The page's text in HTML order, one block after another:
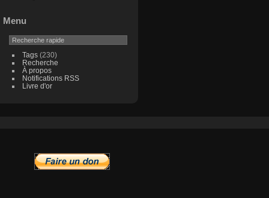
Menu
Tags(230)
Recherche
À propos
Notifications RSS
Livre d'or